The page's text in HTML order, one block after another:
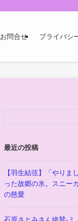
お問合せ プライバシ
最近の投稿
【羽生結弦】「やりま
った故郷の氷。スニー
の慈愛